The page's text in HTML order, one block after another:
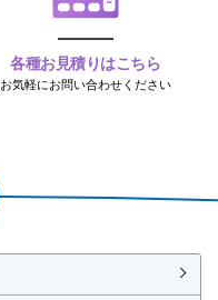
各種お見積りはこちら
お気軽にお問い合わせください